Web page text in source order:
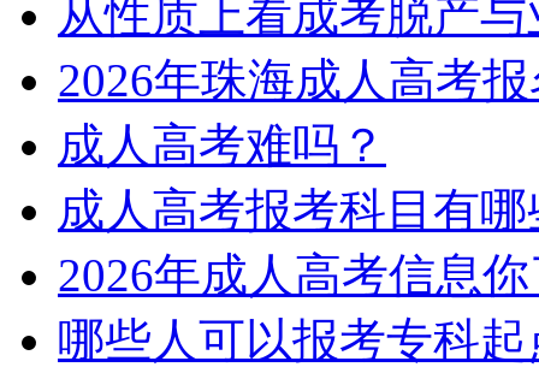
从性质上看成考脱产
2026年珠海成人高考
成人高考难吗？
成人高考报考科目有
2026年成人高考信息
哪些人可以报考专科